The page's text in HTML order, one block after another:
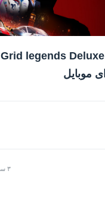
دانلود بازی Grid legends Deluxe
۳ سال قبل